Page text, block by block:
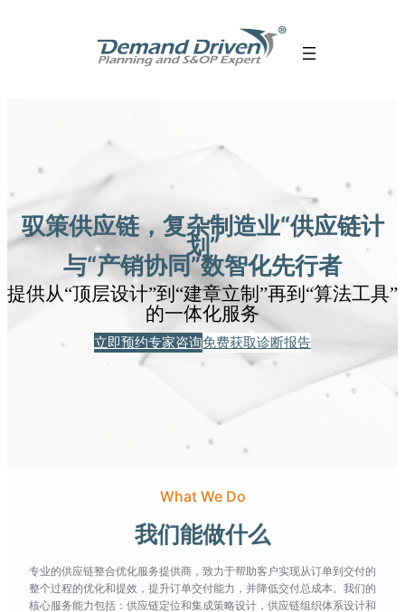
驭策供应链，复杂制造业“供应链计
划”
与“产销协同”数智化先行者
提供从“顶层设计”到“建章立制”再到“算法工具”
的一体化服务
立即预约专家咨询免费获取诊断报告
What We Do
我们能做什么
专业的供应链整合优化服务提供商，致力于帮助客户实现从订单到交付的
整个过程的优化和提效，提升订单交付能力，并降低交付总成本。我们的
核心服务能力包括：供应链定位和集成策略设计，供应链组织体系设计和